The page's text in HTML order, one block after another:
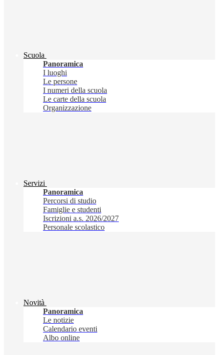
Scuola
Panoramica
I luoghi
Le persone
I numeri della scuola
Le carte della scuola
Organizzazione
Servizi
Panoramica
Percorsi di studio
Famiglie e studenti
Iscrizioni a.s. 2026/2027
Personale scolastico
Novità
Panoramica
Le notizie
Calendario eventi
Albo online